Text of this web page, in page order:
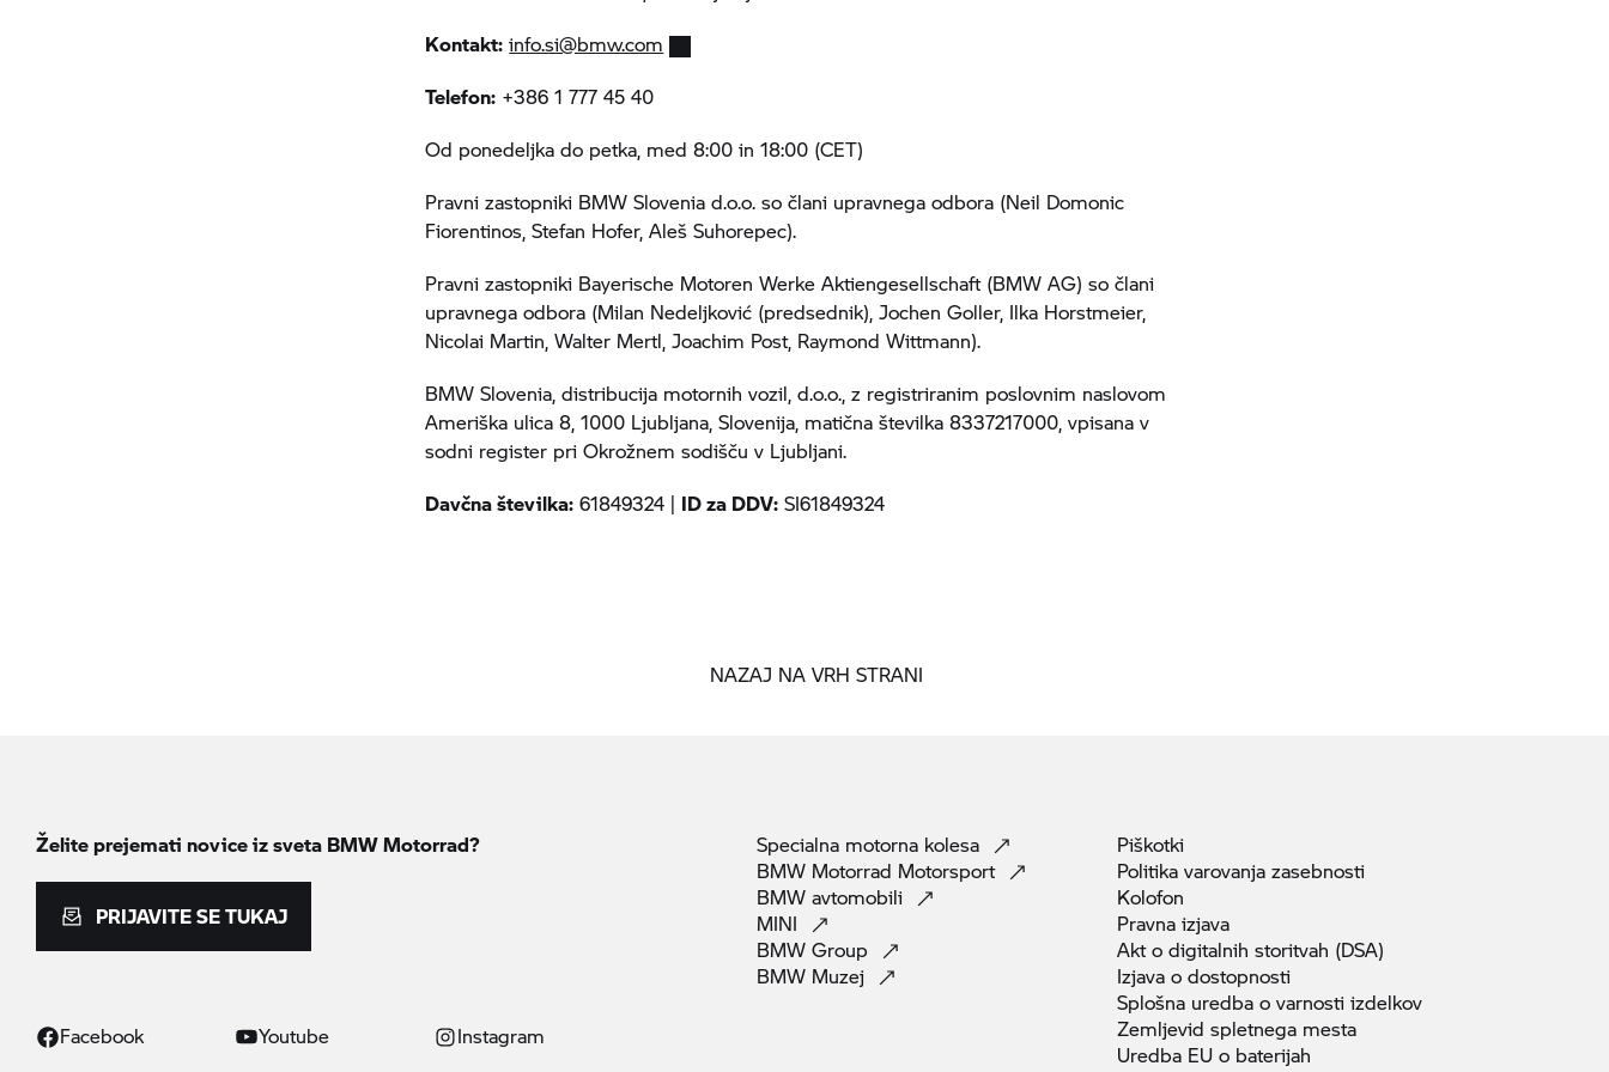
Kontakt: info.si@bmw.com
Telefon: +386 1 777 45 40
Od ponedeljka do petka, med 8:00 in 18:00 (CET)
Pravni zastopniki BMW Slovenia d.o.o. so člani upravnega odbora (Neil Domonic
Fiorentinos, Stefan Hofer, Aleš Suhorepec).
Pravni zastopniki Bayerische Motoren Werke Aktiengesellschaft (BMW AG) so člani
upravnega odbora (Milan Nedeljković (predsednik), Jochen Goller, Ilka Horstmeier,
Nicolai Martin, Walter Mertl, Joachim Post, Raymond Wittmann).
BMW Slovenia, distribucija motornih vozil, d.o.o., z registriranim poslovnim naslovom
Ameriška ulica 8, 1000 Ljubljana, Slovenija, matična številka 8337217000, vpisana v
sodni register pri Okrožnem sodišču v Ljubljani.
Davčna številka: 61849324 | ID za DDV: SI61849324
NAZAJ NA VRH STRANI
Želite prejemati novice iz sveta BMW Motorrad?
PRIJAVITE SE TUKAJ
Facebook Youtube Instagram
Specialna motorna kolesa
BMW Motorrad Motorsport
BMW avtomobili
MINI
BMW Group
BMW Muzej
Piškotki
Politika varovanja zasebnosti
Kolofon
Pravna izjava
Akt o digitalnih storitvah (DSA)
Izjava o dostopnosti
Splošna uredba o varnosti izdelkov
Zemljevid spletnega mesta
Uredba EU o baterijah